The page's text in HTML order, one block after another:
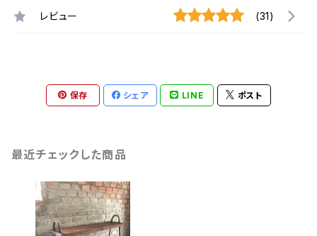
レビュー (31)
保存 シェア LINE ポスト
最近チェックした商品